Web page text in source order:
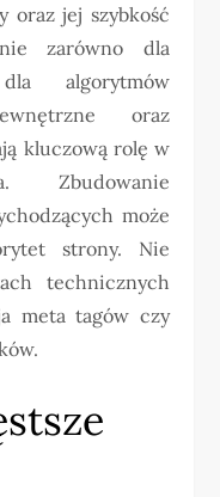
oraz jej szybkość
zarówno dla
algorytmów
oraz
kluczową rolę w
Zbudowanie
może
strony. Nie
technicznych
meta tagów czy